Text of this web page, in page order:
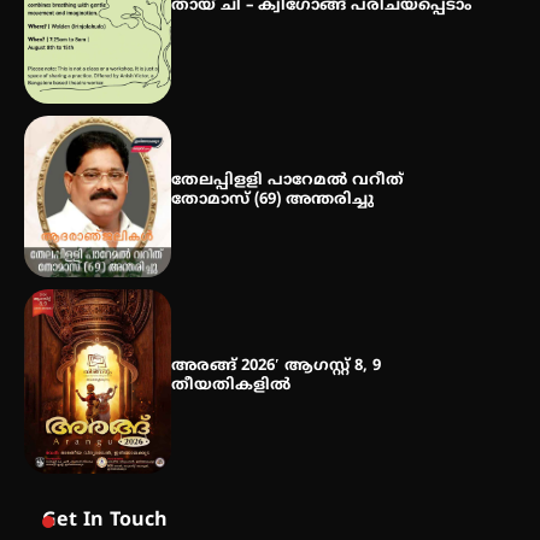
തായ് ചി – ക്വിഗോങ്ങ് പരിചയപ്പെടാം
തേലപ്പിളളി പാറേമൽ വറീത്
തോമാസ് (69) അന്തരിച്ചു
അരങ്ങ് 2026′ ആഗസ്റ്റ് 8, 9
തീയതികളിൽ
Get In Touch